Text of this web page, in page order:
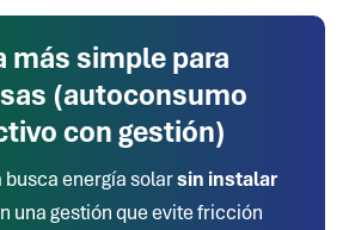
más simple para
(autoconsumo
con gestión)
busca energía solarsin instalar
una gestión que evite fricción